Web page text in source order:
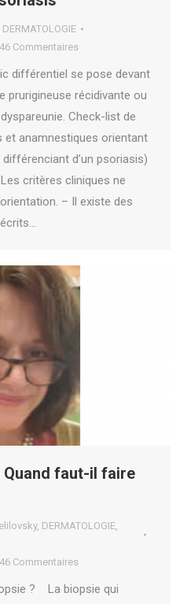
DERMATOLOGIE
46 Commentaires
différentiel se pose devant
prurigineuse récidivante ou
Check-list de
anamnestiques orientant
d’un psoriasis)
critères cliniques ne
– Il existe des
Quand faut-il faire
, DERMATOLOGIE,
46 Commentaires
? La biopsie qui